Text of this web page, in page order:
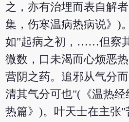
之，亦有治埋而表自解
集，伤寒温病热病说》)
如"起病之初，……但察
微数，口未渴而心烦恶
营阴之药。追邪从气分
清其气分可也"(《温热经
热篇》)。叶天士在主张